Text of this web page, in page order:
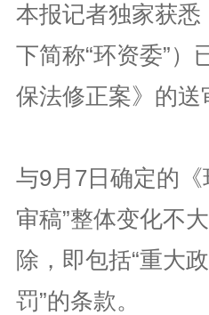
本报记者独家获
下简称“环资委”
保法修正案》的送
与9月7日确定的《
审稿”整体变化不
除，即包括“重大
罚”的条款。